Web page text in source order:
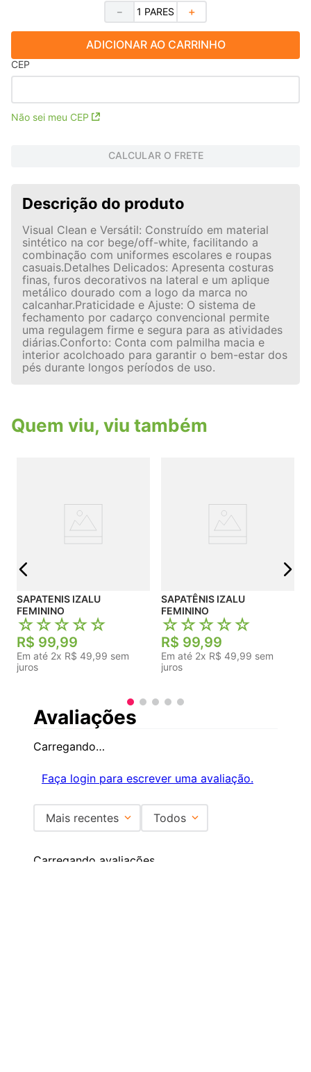
＋
－
ADICIONAR AO CARRINHO
CEP
Não sei meu CEP
CALCULAR O FRETE
Descrição do produto
Visual Clean e Versátil: Construído em material
sintético na cor bege/off-white, facilitando a
combinação com uniformes escolares e roupas
casuais.Detalhes Delicados: Apresenta costuras
finas, furos decorativos na lateral e um aplique
metálico dourado com a logo da marca no
calcanhar.Praticidade e Ajuste: O sistema de
fechamento por cadarço convencional permite
uma regulagem firme e segura para as atividades
diárias.Conforto: Conta com palmilha macia e
interior acolchoado para garantir o bem-estar dos
pés durante longos períodos de uso.
Quem viu, viu também
SAPATENIS IZALU
FEMININO
☆☆☆☆☆
R$ 99,99
Em até 2x R$ 49,99 sem
juros
SAPATÊNIS IZALU
FEMININO
☆☆☆☆☆
R$ 99,99
Em até 2x R$ 49,99 sem
juros
Avaliações
Carregando…
Faça login para escrever uma avaliação.
Mais recentes Todos
Carregando avaliações…